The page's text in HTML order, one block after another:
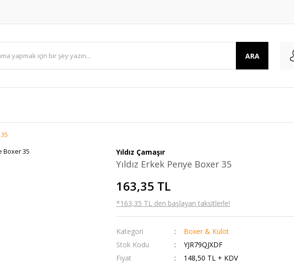
ARA
Yıldız Çamaşır
Yıldız Erkek Penye Boxer 35
163,35 TL
*163,35 TL den başlayan taksitlerle!
Kategori
Boxer & Külot
Stok Kodu
YJR79QJXDF
Fiyat
148,50 TL + KDV